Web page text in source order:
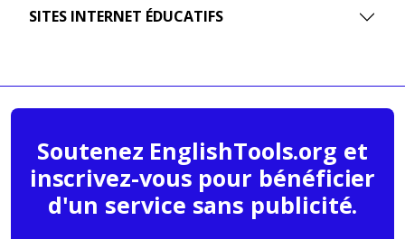
SITES INTERNET ÉDUCATIFS
Soutenez EnglishTools.org et
inscrivez-vous pour bénéficier
d'un service sans publicité.